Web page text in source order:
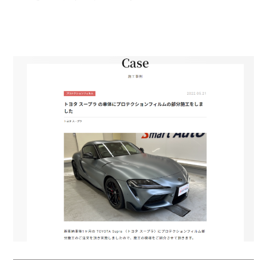
コーポレートサイト
プロテクションフィルム専門店
株式会社スマート・カーサービス
コーポレートサイトはこちら
株式会社スマート・カーサービス
コーポレートサイトはこちら